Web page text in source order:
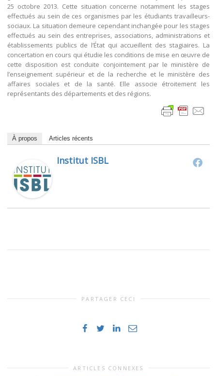
25 octobre 2013. Cette situation concerne notamment les stages
effectués au sein de ces organismes par les étudiants travailleurs-
sociaux. La situation demeure cependant inchangée pour les stages
effectués au sein des entreprises, associations, administrations et
établissements publics de l’État qui accueillent des stagiaires. La
concertation en cours qui étudie les conditions de mise en œuvre de
cette disposition est conduite conjointement par le ministère de
l’enseignement supérieur et de la recherche et le ministère des
affaires sociales et de la santé. Elle associe étroitement les
représentants des départements et des régions.
À propos Articles récents
Institut ISBL
PARTAGER CECI
ARTICLES CONNEXES